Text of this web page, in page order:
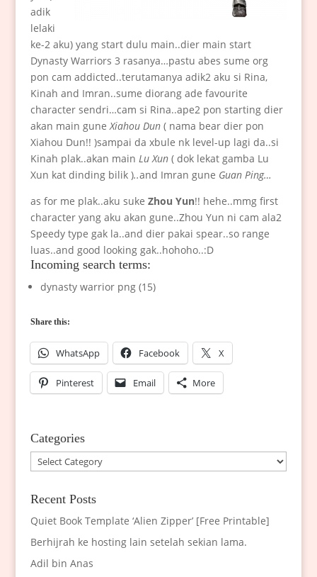
adik
lelaki
ke-2 aku) yang start dulu main..dier main start
Dynasty Warriors 3 rasanya…pastu abes sume org
pon cam addicted..terutamanya adik2 aku si Rina,
Kinah and Imran..sume diorang ade favourite
character sendri…cam si Rina..ape2 pon starting dier
akan main guneXiahou Dun( nama bear dier pon
Xiahou Dun!! )sampai da xbule nk level-up lagi da..si
Kinah plak..akan main Lu Xun ( dok lekat gamba Lu
Xun kat dinding bilik )..and Imran gune Guan Ping…
as for me plak..aku suke Zhou Yun!! hehe..mmg first
character yang aku akan gune..Zhou Yun ni cam ala2
Speedy type gak la..and dier pakai spear..so range
luas..and good looking gak..hohoho..:D
Incoming search terms:
dynasty warrior png (15)
Share this:
WhatsApp Facebook X
Pinterest Email More
Categories
Categories
Recent Posts
Quiet Book Template ‘Alien Zipper’ [Free Printable]
Berhijrah ke hosting lain setelah sekian lama.
Adil bin Anas